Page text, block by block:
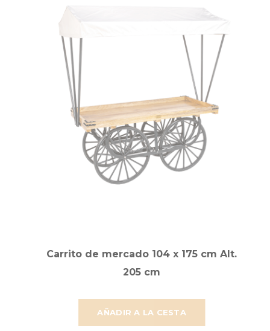
AÑADIR A LA CESTA
Carrito de mercado 104 x 175 cm Alt.
205 cm